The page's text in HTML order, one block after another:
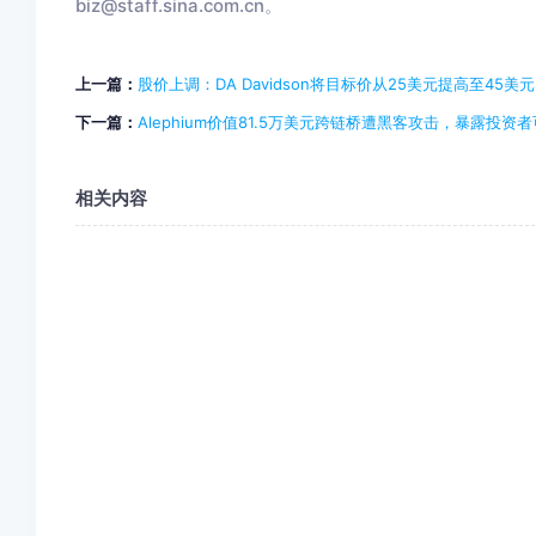
biz@staff.sina.com.cn。
上一篇： 股价上调：DA Davidson将目标价从25美元提高至45美元
下一篇： Alephium价值81.5万美元跨链桥遭黑客攻击，暴露投资
相关内容